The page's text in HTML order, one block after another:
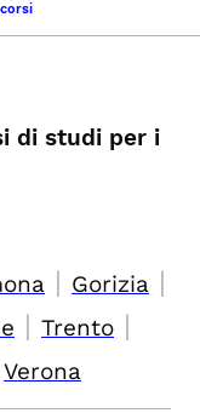
di studi per i
| Gorizia |
| Trento |
Verona